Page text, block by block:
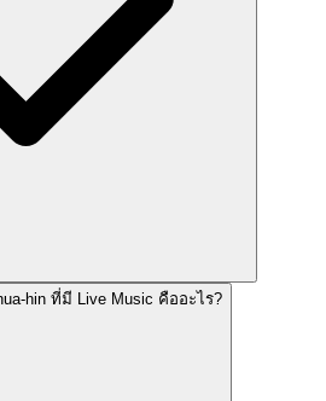
hin ที่มี Live Music คืออะไร?